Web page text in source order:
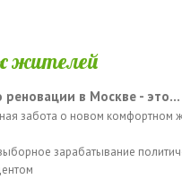
жителей
реновации в Москве - это...
забота о новом комфортном
зарабатывание